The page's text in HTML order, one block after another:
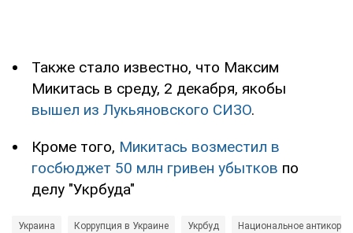
Также стало известно, что Максим
Микитась в среду, 2 декабря, якобы
вышел из Лукьяновского СИЗО.
Кроме того, Микитась возместил в
госбюджет 50 млн гривен убытков по
делу "Укрбуда"
Украина Коррупция в Украине Укрбуд Национальное